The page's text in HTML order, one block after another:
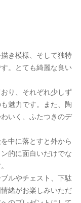
き模様、そして独特
。とても綺麗な良い
り、それぞれ少しず
魅力です。また、陶
いく、ふたつきのデ
中に落とすと外から
的に面白いだけでな
ルやチェスト、下駄
緒がお楽しみいただ